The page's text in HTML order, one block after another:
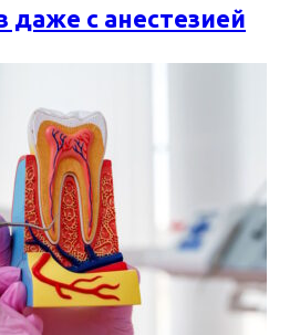
даже с анестезией